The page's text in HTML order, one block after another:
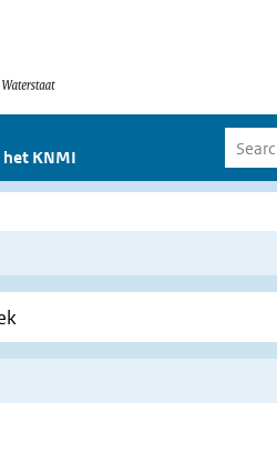
KNMI